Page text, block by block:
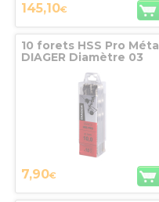
145,10€
10 forets HSS Pro Métal
DIAGER Diamètre 03
7,90€